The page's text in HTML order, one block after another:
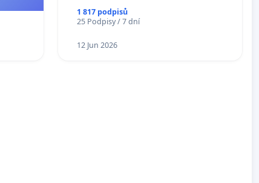
1 817 podpisů
25 Podpisy / 7 dní
12 Jun 2026